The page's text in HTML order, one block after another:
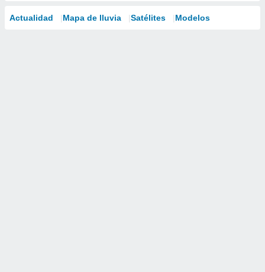
Actualidad Mapa de lluvia Satélites Modelos